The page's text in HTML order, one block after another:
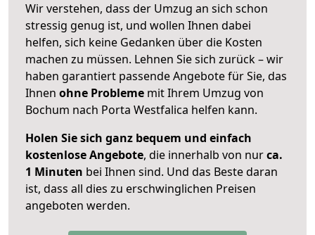
Wir verstehen, dass der Umzug an sich schon
stressig genug ist, und wollen Ihnen dabei
helfen, sich keine Gedanken über die Kosten
machen zu müssen. Lehnen Sie sich zurück – wir
haben garantiert passende Angebote für Sie, das
Ihnen ohne Probleme mit Ihrem Umzug von
Bochum nach Porta Westfalica helfen kann.
Holen Sie sich ganz bequem und einfach
kostenlose Angebote, die innerhalb von nurca.
1 Minuten bei Ihnen sind. Und das Beste daran
ist, dass all dies zu erschwinglichen Preisen
angeboten werden.